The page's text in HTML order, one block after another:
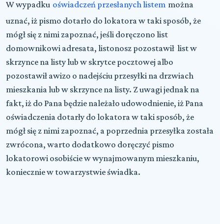
W wypadku oświadczeń przesłanych listem można
uznać, iż pismo dotarło do lokatora w taki sposób, że
mógł się z nimi zapoznać, jeśli doręczono list
domownikowi adresata, listonosz pozostawił list w
skrzynce na listy lub w skrytce pocztowej albo
pozostawił awizo o nadejściu przesyłki na drzwiach
mieszkania lub w skrzynce na listy. Z uwagi jednak na
fakt, iż do Pana będzie należało udowodnienie, iż Pana
oświadczenia dotarły do lokatora w taki sposób, że
mógł się z nimi zapoznać, a poprzednia przesyłka została
zwrócona, warto dodatkowo doręczyć pismo
lokatorowi osobiście w wynajmowanym mieszkaniu,
koniecznie w towarzystwie świadka.